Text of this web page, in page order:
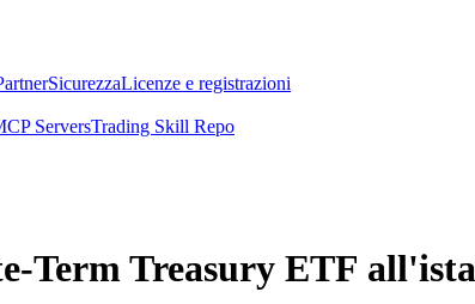
SicurezzaLicenze e registrazioni
ServersTrading Skill Repo
Term Treasury ETF